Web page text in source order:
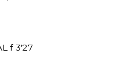
f 3'27